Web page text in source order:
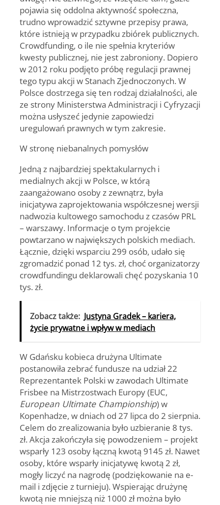
pojawia się oddolna aktywność społeczna,
trudno wprowadzić sztywne przepisy prawa,
które istnieją w przypadku zbiórek publicznych.
Crowdfunding, o ile nie spełnia kryteriów
kwesty publicznej, nie jest zabroniony. Dopiero
w 2012 roku podjęto próbę regulacji prawnej
tego typu akcji w Stanach Zjednoczonych. W
Polsce dostrzega się ten rodzaj działalności, ale
ze strony Ministerstwa Administracji i Cyfryzacji
można usłyszeć jedynie zapowiedzi
uregulowań prawnych w tym zakresie.
W stronę niebanalnych pomysłów
Jedną z najbardziej spektakularnych i
medialnych akcji w Polsce, w którą
zaangażowano osoby z zewnątrz, była
inicjatywa zaprojektowania współczesnej wersji
nadwozia kultowego samochodu z czasów PRL
– warszawy. Informacje o tym projekcie
powtarzano w największych polskich mediach.
Łącznie, dzięki wsparciu 299 osób, udało się
zgromadzić ponad 12 tys. zł, choć organizatorzy
crowdfundingu deklarowali chęć pozyskania 10
tys. zł.
Zobacz także: Justyna Gradek – kariera,
życie prywatne i wpływ w mediach
W Gdańsku kobieca drużyna Ultimate
postanowiła zebrać fundusze na udział 22
Reprezentantek Polski w zawodach Ultimate
Frisbee na Mistrzostwach Europy (EUC,
European Ultimate Championship) w
Kopenhadze, w dniach od 27 lipca do 2 sierpnia.
Celem do zrealizowania było uzbieranie 8 tys.
zł. Akcja zakończyła się powodzeniem – projekt
wsparły 123 osoby łączną kwotą 9145 zł. Nawet
osoby, które wsparły inicjatywę kwotą 2 zł,
mogły liczyć na nagrodę (podziękowanie na e-
mail i zdjęcie z turnieju). Wspierając drużynę
kwotą nie mniejszą niż 1000 zł można było